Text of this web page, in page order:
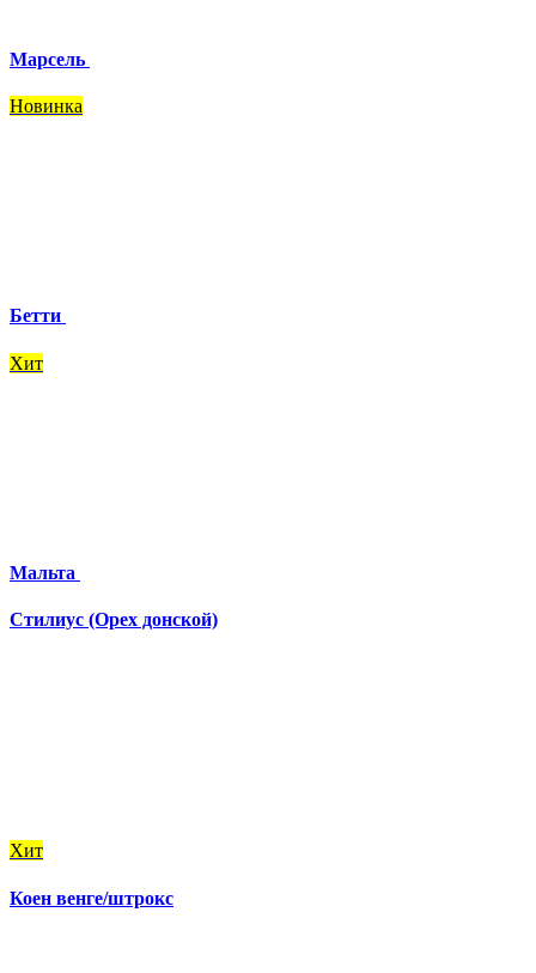
Марсель
Новинка
Бетти
Хит
Мальта
Стилиус (Орех донской)
Хит
Коен венге/штрокс